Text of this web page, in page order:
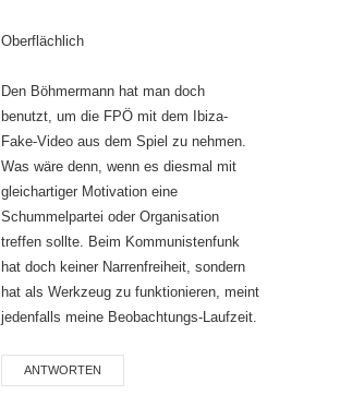
Oberflächlich
Den Böhmermann hat man doch
benutzt, um die FPÖ mit dem Ibiza-
Fake-Video aus dem Spiel zu nehmen.
Was wäre denn, wenn es diesmal mit
gleichartiger Motivation eine
Schummelpartei oder Organisation
treffen sollte. Beim Kommunistenfunk
hat doch keiner Narrenfreiheit, sondern
hat als Werkzeug zu funktionieren, meint
jedenfalls meine Beobachtungs-Laufzeit.
ANTWORTEN